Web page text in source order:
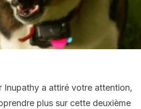
Inupathy a attiré votre attention,
plus sur cette deuxième